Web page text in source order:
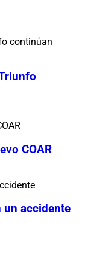
COAR
un accidente